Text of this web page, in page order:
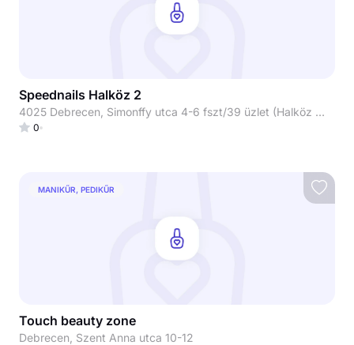
Speednails Halköz 2
4025 Debrecen, Simonffy utca 4-6 fszt/39 üzlet (Halköz üzletház)
0
MANIKŰR, PEDIKŰR
Touch beauty zone
Debrecen, Szent Anna utca 10-12